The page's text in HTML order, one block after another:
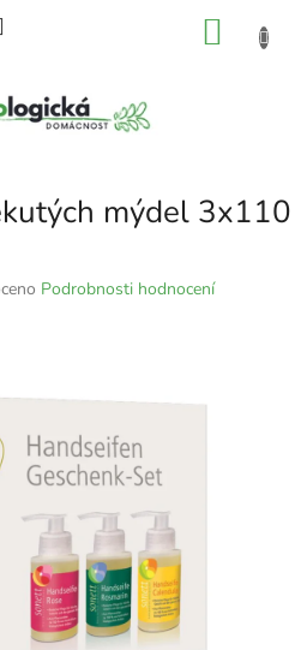
mýdel 3x110
Podrobnosti hodnocení